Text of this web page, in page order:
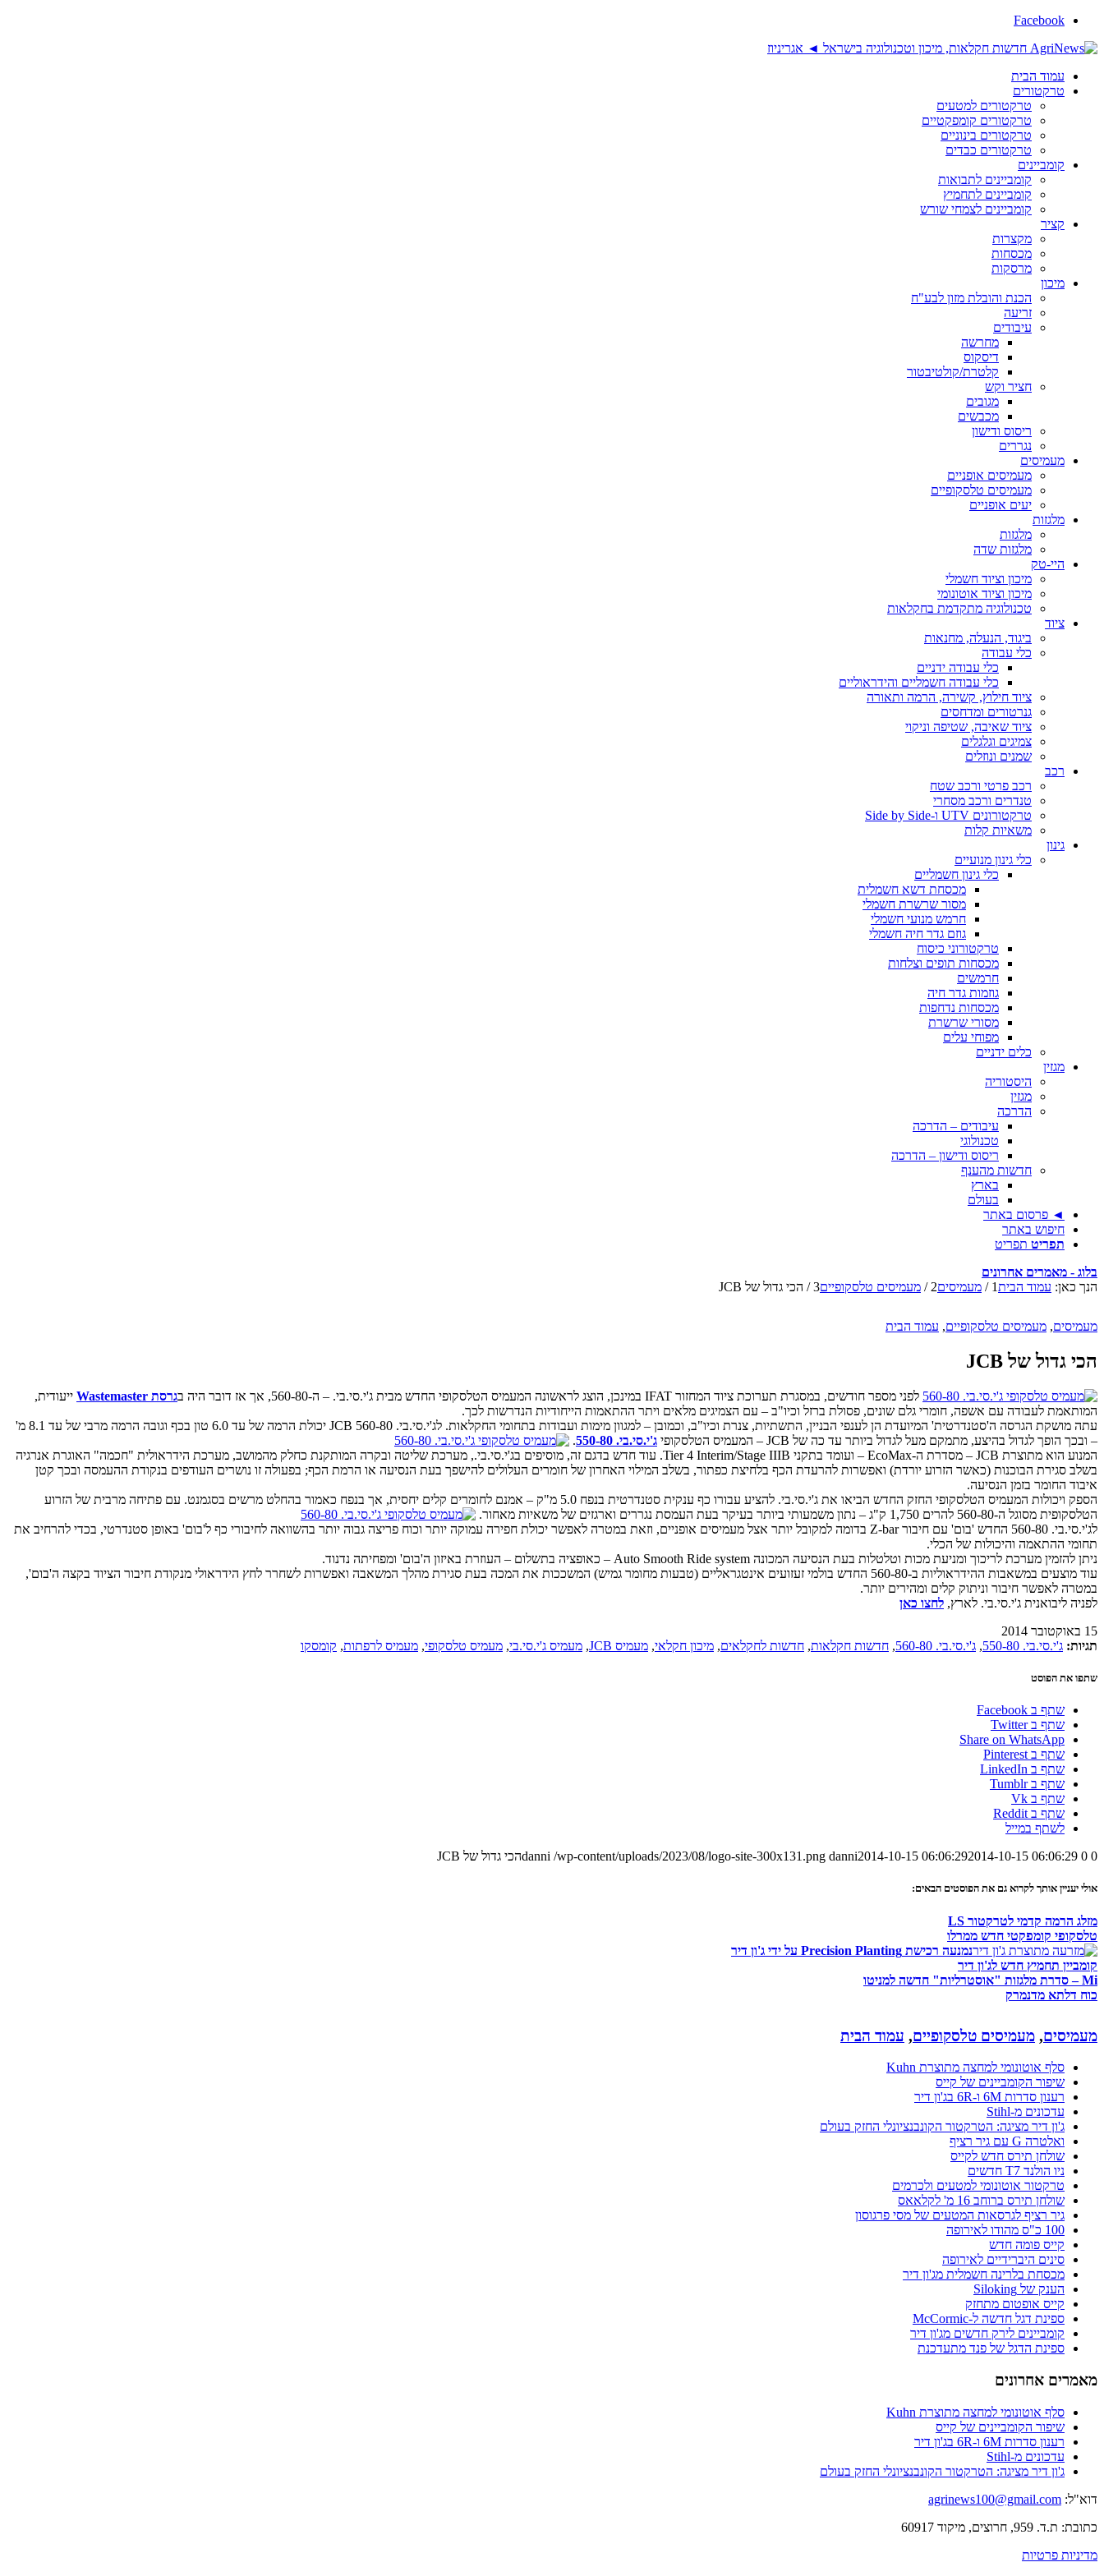
Facebook
עמוד הבית
טרקטורים
טרקטורים למטעים
טרקטורים קומפקטיים
טרקטורים בינוניים
טרקטורים כבדים
קומביינים
קומביינים לתבואות
קומביינים לתחמיץ
קומביינים לצמחי שורש
קציר
מקצרות
מכסחות
מרסקות
מיכון
הכנת והובלת מזון לבע"ח
זריעה
עיבודים
מחרשה
דיסקוס
קלטרת/קולטיבטור
חציר וקש
מגובים
מכבשים
ריסוס ודישון
נגררים
מעמיסים
מעמיסים אופניים
מעמיסים טלסקופיים
יעים אופניים
מלגזות
מלגזות
מלגזות שדה
היי-טק
מיכון וציוד חשמלי
מיכון וציוד אוטונומי
טכנולוגיה מתקדמת בחקלאות
ציוד
ביגוד, הנעלה, מחנאות
כלי עבודה
כלי עבודה ידניים
כלי עבודה חשמליים והידראוליים
ציוד חילוץ, קשירה, הרמה ותאורה
גנרטורים ומדחסים
ציוד שאיבה, שטיפה וניקוי
צמיגים וגלגלים
שמנים ונוזלים
רכב
רכב פרטי ורכב שטח
טנדרים ורכב מסחרי
טרקטורונים UTV ו-Side by Side
משאיות קלות
גינון
כלי גינון מנועיים
כלי גינון חשמליים
מכסחת דשא חשמלית
מסור שרשרת חשמלי
חרמש מנועי חשמלי
גוזם גדר חיה חשמלי
טרקטורוני כיסוח
מכסחות תופים וצלחות
חרמשים
גוזמות גדר חיה
מכסחות נדחפות
מסורי שרשרת
מפוחי עלים
כלים ידניים
מגזין
היסטוריה
מגזין
הדרכה
עיבודים – הדרכה
טכנולוגי
ריסוס ודישון – הדרכה
חדשות מהענף
בארץ
בעולם
◄ פרסום באתר
חיפוש באתר
תפריט תפריט
בלוג - מאמרים אחרונים
הנך כאן: עמוד הבית1
/ מעמיסים2
/ מעמיסים טלסקופיים3
/ הכי גדול של JCB
מעמיסים, מעמיסים טלסקופיים, עמוד הבית
הכי גדול של JCB
לפני מספר חודשים, במסגרת תערוכת ציוד המחזור IFAT במינכן, הוצג לראשונה המעמיס הטלסקופי החדש מבית ג'י.סי.בי. – ה-560-80, אך אז דובר היה ב גרסת Wastemaster
ייעודית,
המותאמת לעבודה עם אשפה, חומרי גלם שונים, פסולת ברזל וכיו"ב – עם הצמיגים מלאים ויתר ההתאמות הייחודיות הנדרשות לכך.
עתה מושקת הגרסה ה'סטנדרטית' המיועדת הן לענפי הבניין, התשתיות, צנרת וכיו"ב, וכמובן – למגוון מימות ועבודות בתחומי החקלאות. לג'י.סי.בי. JCB 560-80 יכולת הרמה של עד 6.0 טון בכף וגובה הרמה מרבי של עד 8.1 מ'
– ובכך הופך לגדול בהיצע, מתמקם מעל לגדול ביותר עד כה של JCB – המעמיס הטלסקופי
ג'י.סי.בי. 550-80
.
המנוע הוא מתוצרת JCB – מסדרת ה-EcoMax – ועומד בתקני Tier 4 Interim/Stage IIIB. עוד חדש בדגם זה, מוסיפים בג'י.סי.בי., מערכת שליטה ובקרה המותקנת כחלק מהמושב, מערכת הידראולית "חכמה" האוגרת אנרגיה
בשלב סגירת הבוכנות (כאשר הזרוע יורדת) ואפשרות להרעדת הכף בלחיצת כפתור, בשלב המילוי האחרון של חומרים העלולים להישפך בעת הנסיעה או הרמת הכף; בפעולה זו נושרים העודפים בנקודת ההעמסה ובכך קטן
איבוד החומר בזמן הנסיעה.
הספק ויכולות המעמיס הטלסקופי החזק החדש הביאו את ג'י.סי.בי. להציע עבורו כף ענקית סטנדרטית בנפח 5.0 מ"ק – אמנם לחומרים קלים יחסית, אך בנפח כאמור בהחלט מרשים בסגמנט. עם פתיחה מרבית של הזרוע
הטלסקופית מסוגל ה-560-80 להרים 1,750 ק"ג – נתון משמעותי ביותר בעיקר בעת העמסת נגררים וארגזים של משאיות מאחור.
לג'י.סי.בי. 560-80 החדש 'בום' עם חיבור Z-bar בדומה למקובל יותר אצל מעמיסים אופניים, וזאת במטרה לאפשר יכולת חפירה עמוקה יותר וכוח פריצה גבוה יותר בהשוואה לחיבורי כף ל'בום' באופן סטנדרטי, בכדי להרחיב את
תחומי ההתאמה והיכולות של הכלי.
ניתן להזמין מערכת לריכוך ומניעת מכות וטלטלות בעת הנסיעה המכונה Auto Smooth Ride system – כאופציה בתשלום – העוזרת באיזון ה'בום' ומפחיתה נדנוד.
עוד מוצעים במשאבות ההידראוליות ב-560-80 החדש בולמי זעזועים אינטגראליים (טבעות מחומר גמיש) המשככות את המכה בעת סגירת מהלך המשאבה ואפשרות לשחרר לחץ הידראולי מנקודת חיבור הציוד בקצה ה'בום',
במטרה לאפשר חיבור וניתוק קלים ומהירים יותר.
לפניה ליבואנית ג'י.סי.בי. לארץ, לחצו כאן
15 באוקטובר 2014
תגיות: ג'י.סי.בי. 550-80 , ג'י.סי.בי. 560-80 , חדשות חקלאות, חדשות לחקלאים, מיכון חקלאי, מעמיס JCB , מעמיס ג'י.סי.בי, מעמיס טלסקופי, מעמיס לרפתות, קומסקו
שתפו את הפוסט
שתף ב Facebook
שתף ב Twitter
Share on WhatsApp
שתף ב Pinterest
שתף ב LinkedIn
שתף ב Tumblr
שתף ב Vk
שתף ב Reddit
לשתף במייל
0
0
danni /wp-content/uploads/2023/08/logo-site-300x131.png danni2014-10-15 06:06:292014-10-15 06:06:29 הכי גדול של JCB
אולי יעניין אותך לקרוא גם את הפוסטים הבאים:
מזלג הרמה קדמי לטרקטור LS
טלסקופי קומפקטי חדש ממרלו
נמנעה רכישת Precision Planting על ידי ג'ון דיר
קומביין תחמיץ חדש לג'ון דיר
Mi – סדרת מלגזות "אוסטרליות" חדשה למניטו
כוח דלתא מדנמרק
מעמיסים, מעמיסים טלסקופיים, עמוד הבית
סלף אוטונומי למחצה מתוצרת Kuhn
שיפור הקומביינים של קייס
רענון סדרות 6M ו-6R בג'ון דיר
עדכונים מ-Stihl
ג'ון דיר מציגה: הטרקטור הקונבנציונלי החזק בעולם
ואלטרה G עם גיר רציף
שולחן תירס חדש לקייס
ניו הולנד T7 חדשים
טרקטור אוטונומי למטעים ולכרמים
שולחן תירס ברוחב 16 מ' לקלאאס
גיר רציף לגרסאות המטעים של מסי פרגוסון
100 כ"ס מהודו לאירופה
קייס פומה חדש
סינים היברידיים לאירופה
מכסחת בלרינה חשמלית מג'ון דיר
הענק של Siloking
קייס אופטום מתחזק
ספינת דגל חדשה ל-McCormic
קומביינים לירק חדשים מג'ון דיר
ספינת הדגל של פנד מתעדכנת
מאמרים אחרונים
סלף אוטונומי למחצה מתוצרת Kuhn
שיפור הקומביינים של קייס
רענון סדרות 6M ו-6R בג'ון דיר
עדכונים מ-Stihl
ג'ון דיר מציגה: הטרקטור הקונבנציונלי החזק בעולם
דוא"ל: agrinews100@gmail.com
כתובת: ת.ד. 959, חרוצים, מיקוד 60917
מדיניות פרטיות